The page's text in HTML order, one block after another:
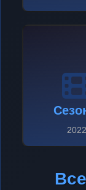
2022